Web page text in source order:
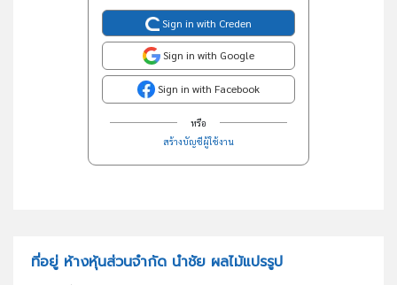
Sign in with Creden
Sign in with Google
Sign in with Facebook
หรือ
สร้างบัญชีผู้ใช้งาน
ที่อยู่ ห้างหุ้นส่วนจำกัด นำชัย ผลไม้แปรรูป